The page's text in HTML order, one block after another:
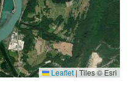
Leaflet | Tiles © Esri